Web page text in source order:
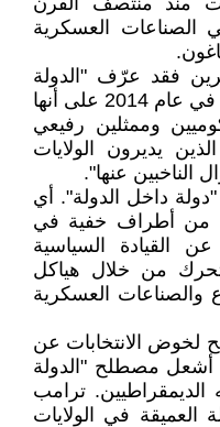
الصناعات العسكرية
فقد عرّف "الدولة
العميقة" بالنسبة للولايات المتحدة في عام 2014 على أنها
وممثلين رفيعي
يديرون الولايات
عنها".
"دولة داخل الدولة". أي
من أطراف خفية في
القيادة السياسية
من خلال هياكل
والصناعات العسكرية
لخوض الانتخابات عن
أشعل مصطلح "الدولة
ترامب
العميقة في الولايات